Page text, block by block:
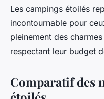
Les campings étoilés
incontournable pour
pleinement des
respectant leur budget
Comparatif des